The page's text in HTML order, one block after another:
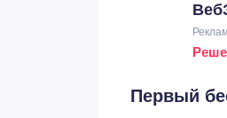
Первый